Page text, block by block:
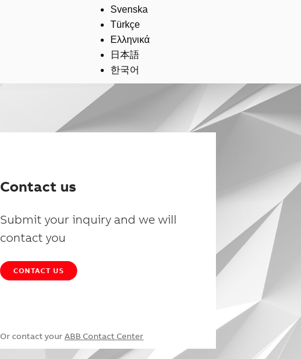
Svenska
Türkçe
Ελληνικά
日本語
한국어
Contact us
Submit your inquiry and we will
contact you
CONTACT US
Or contact your ABB Contact Center